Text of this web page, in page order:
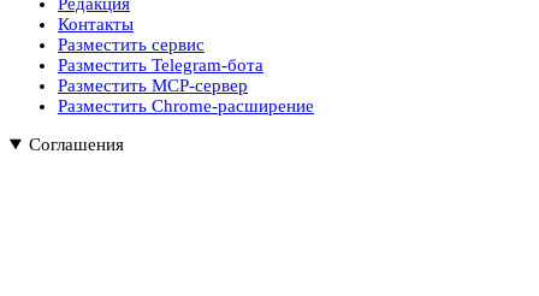
Контакты
Разместить сервис
Разместить Telegram-бота
Разместить MCP-сервер
Разместить Chrome-расширение
Соглашения